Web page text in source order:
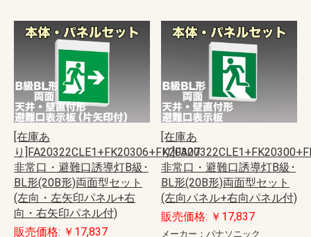
[在庫あ
り]FA20322CLE1+FK20306+FK20307
非常口・避難口誘導灯B級･
BL形(20B形)両面型セット
(左向・左矢印パネル+右
向・右矢印パネル付)
販売価格: ￥17,837
[在庫あ
り
非常口・避難口誘導灯B級･
BL形(20B形)両面型セット
(左向パネル+右向パネル付)
販売価格: ￥17,837
メーカー：パナソニック